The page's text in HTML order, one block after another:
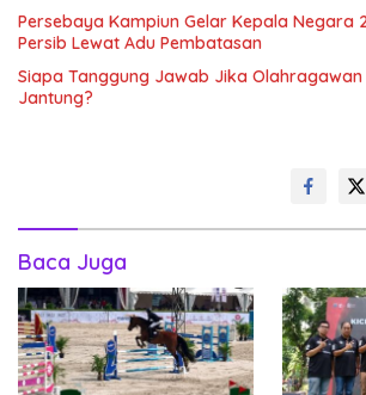
Persebaya Kampiun Gelar Kepala Negara
Persib Lewat Adu Pembatasan
Siapa Tanggung Jawab Jika Olahragawan
Jantung?
Baca Juga